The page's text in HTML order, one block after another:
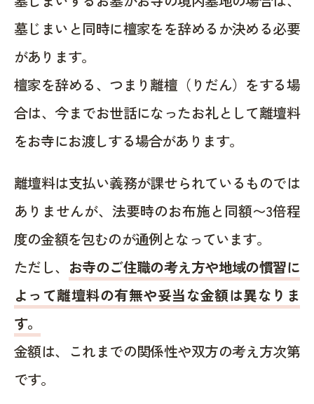
墓じまいと同時に檀家をを辞めるか決める必要
があります。
檀家を辞める、つまり離檀（りだん）をする場
合は、今までお世話になったお礼として離壇料
をお寺にお渡しする場合があります。
離壇料は支払い義務が課せられているものでは
ありませんが、法要時のお布施と同額〜3倍程
度の金額を包むのが通例となっています。
ただし、 お寺のご住職の考え方や地域の慣習に
よって離壇料の有無や妥当な金額は異なりま
す。
金額は、これまでの関係性や双方の考え方次第
です。